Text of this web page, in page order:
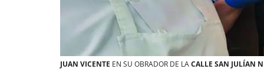
JUAN VICENTE EN SU OBRADOR DE LACALLE SAN JULÍAN